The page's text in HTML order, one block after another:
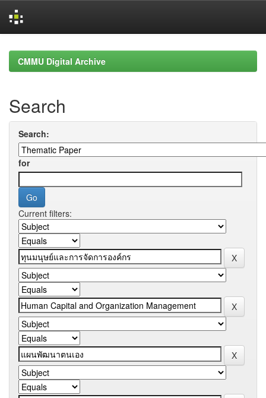
navigationCMMU Digital Archive
Search
Search:
for
Current filters: